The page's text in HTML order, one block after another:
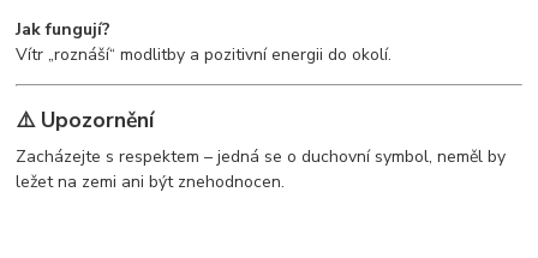
Jak fungují?
Vítr „roznáší“ modlitby a pozitivní energii do okolí.
⚠️ Upozornění
Zacházejte s respektem – jedná se o duchovní symbol, neměl by
ležet na zemi ani být znehodnocen.